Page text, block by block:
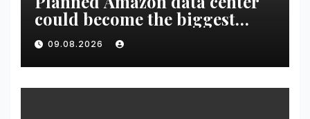
could become the biggest
climate polluter in the U.S. |
VseTime.ru
09.08.2026